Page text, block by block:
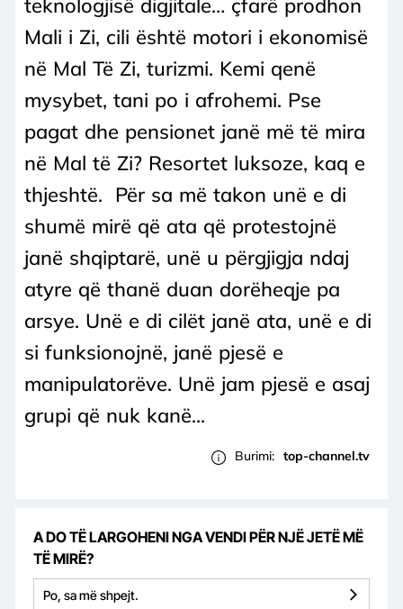
Mali i Zi, cili është motori i ekonomisë
në Mal Të Zi, turizmi. Kemi qenë
mysybet, tani po i afrohemi. Pse
pagat dhe pensionet janë më të mira
në Mal të Zi? Resortet luksoze, kaq e
thjeshtë. Për sa më takon unë e di
shumë mirë që ata që protestojnë
janë shqiptarë, unë u përgjigja ndaj
atyre që thanë duan dorëheqje pa
arsye. Unë e di cilët janë ata, unë e di
si funksionojnë, janë pjesë e
manipulatorëve. Unë jam pjesë e asaj
grupi që nuk kanë...
Burimi: top-channel.tv
A DO TË LARGOHENI NGA VENDI PËR NJË JETË MË
TË MIRË?
Po, sa më shpejt.